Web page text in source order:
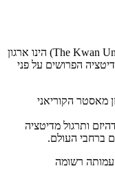
בית הספר לזן – "קואן אום" (The Kwan Um School of Zen) הינו ארגון
הפרושים על פני
מאסטר הקוריאני
ותרגול מדיטציה
ברחבי העולם.
עמותה רשומה